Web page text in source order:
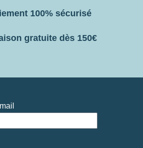
100% sécurisé
gratuite dès 150€